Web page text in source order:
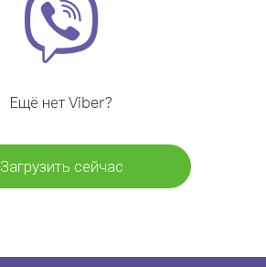
Ещё нет Viber?
Загрузить сейчас